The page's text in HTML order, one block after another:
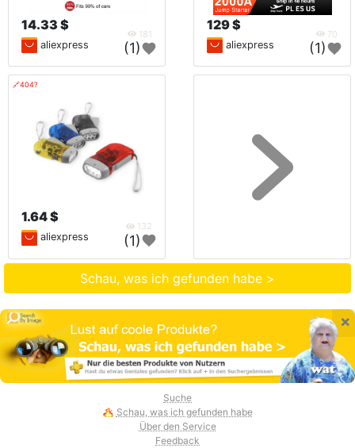
14.33 $
181
aliexpress (1)
129 $
70
aliexpress (1)
🔗404?
1.64 $
132
aliexpress (1)
Schau, was ich gefunden habe >
×
Suche
Schau, was ich gefunden habe
Über den Service
Feedback